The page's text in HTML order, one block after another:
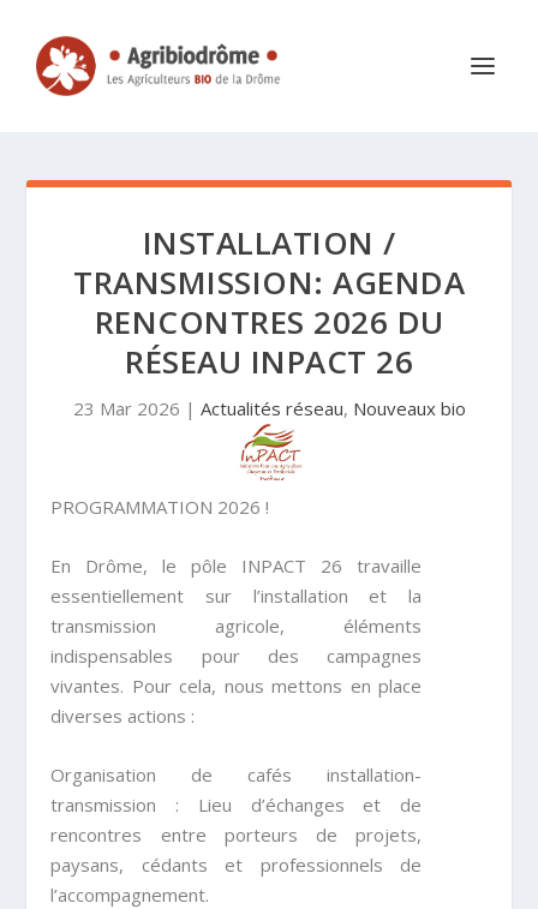
INSTALLATION /
TRANSMISSION: AGENDA
RENCONTRES 2026 DU
RÉSEAU INPACT 26
23 Mar 2026 | Actualités réseau, Nouveaux bio
PROGRAMMATION 2026 !
En Drôme, le pôle INPACT 26 travaille
essentiellement sur l’installation et la
transmission agricole, éléments
indispensables pour des campagnes
vivantes. Pour cela, nous mettons en place
diverses actions :
Organisation de cafés installation-
transmission : Lieu d’échanges et de
rencontres entre porteurs de projets,
paysans, cédants et professionnels de
l’accompagnement.